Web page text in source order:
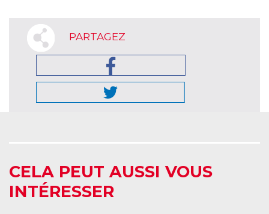
PARTAGEZ
CELA PEUT AUSSI VOUS
INTÉRESSER